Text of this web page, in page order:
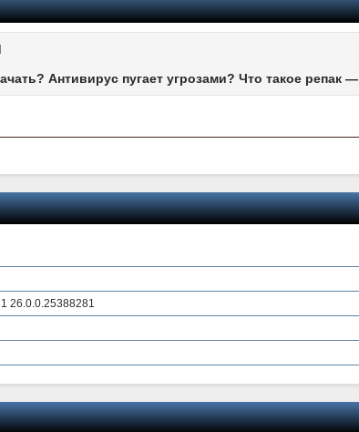
Антивирус пугает угрозами? Что такое репак —
26.0.0.25388281